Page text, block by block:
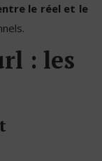
le réel et le
: les